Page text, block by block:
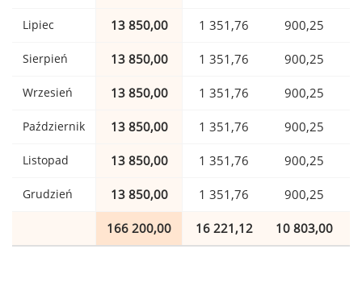
Lipiec 13 850,00 1 351,76 900,25
Sierpień 13 850,00 1 351,76 900,25
Wrzesień 13 850,00 1 351,76 900,25
Październik 13 850,00 1 351,76 900,25
Listopad 13 850,00 1 351,76 900,25
Grudzień 13 850,00 1 351,76 900,25
166 200,00 16 221,12 10 803,00